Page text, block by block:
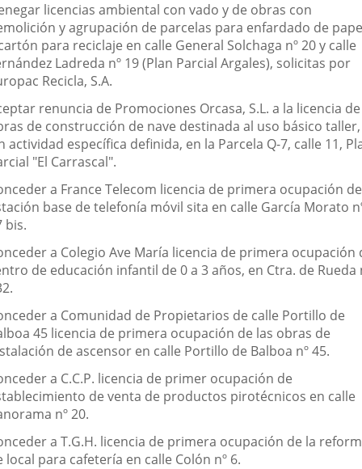
licencias ambiental con vado y de obras con
y agrupación de parcelas para enfardado de
para reciclaje en calle General Solchaga nº 20 y calle
Ladreda nº 19 (Plan Parcial Argales), solicitas por
Recicla, S.A.
renuncia de Promociones Orcasa, S.L. a la licencia de
de construcción de nave destinada al uso básico taller,
actividad específica definida, en la Parcela Q-7, calle 11,
"El Carrascal".
a France Telecom licencia de primera ocupación de
base de telefonía móvil sita en calle García Morato
bis.
a Colegio Ave María licencia de primera ocupación
de educación infantil de 0 a 3 años, en Ctra. de Rueda
a Comunidad de Propietarios de calle Portillo de
45 licencia de primera ocupación de las obras de
de ascensor en calle Portillo de Balboa nº 45.
a C.C.P. licencia de primer ocupación de
de venta de productos pirotécnicos en calle
nº 20.
a T.G.H. licencia de primera ocupación de la
local para cafetería en calle Colón nº 6.